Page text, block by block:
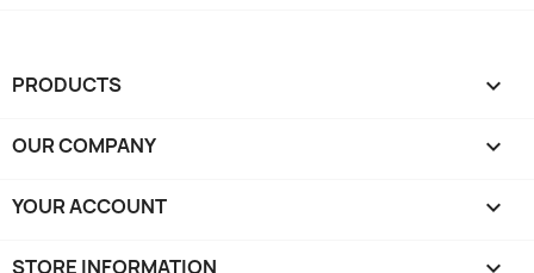
PRODUCTS 
OUR COMPANY 
YOUR ACCOUNT 
STORE INFORMATION